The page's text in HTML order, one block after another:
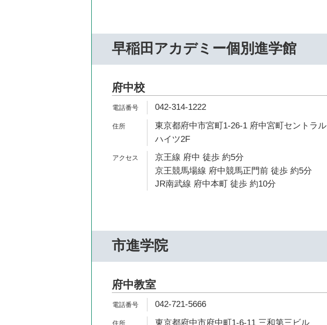
早稲田アカデミー個別進学館
府中校
042-314-1222
東京都府中市宮町1-26-1 府中宮町セントラル
ハイツ2F
京王線 府中 徒歩 約5分
京王競馬場線 府中競馬正門前 徒歩 約5分
JR南武線 府中本町 徒歩 約10分
市進学院
府中教室
042-721-5666
東京都府中市府中町1-6-11 三和第三ビル